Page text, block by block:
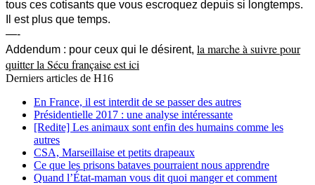
tous ces cotisants que vous escroquez depuis si longtemps.
Il est plus que temps.
—-
Addendum : pour ceux qui le désirent, la marche à suivre pour
quitter la Sécu française est ici
Derniers articles de H16
En France, il est interdit de se passer des autres
Présidentielle 2017 : une analyse intéressante
[Redite] Les animaux sont enfin des humains comme les
autres
CSA, Marseillaise et petits drapeaux
Ce que les prisons bataves pourraient nous apprendre
Quand l’État-maman vous dit quoi manger et comment